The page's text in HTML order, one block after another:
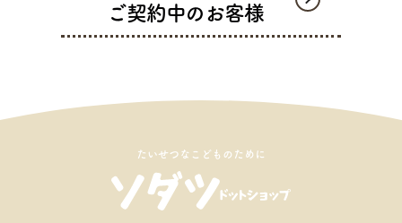
ご契約中のお客様
たいせつなこどものために